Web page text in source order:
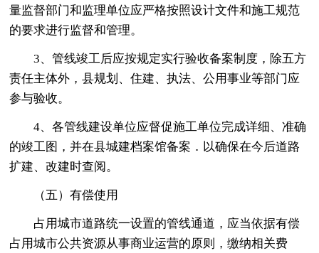
量监督部门和监理单位应严格按照设计文件和施工规范
的要求进行监督和管理。
3、管线竣工后应按规定实行验收备案制度，除五方
责任主体外，县规划、住建、执法、公用事业等部门应
参与验收。
4、各管线建设单位应督促施工单位完成详细、准确
的竣工图，并在县城建档案馆备案．以确保在今后道路
扩建、改建时查阅。
（五）有偿使用
占用城市道路统一设置的管线通道，应当依据有偿
占用城市公共资源从事商业运营的原则，缴纳相关费